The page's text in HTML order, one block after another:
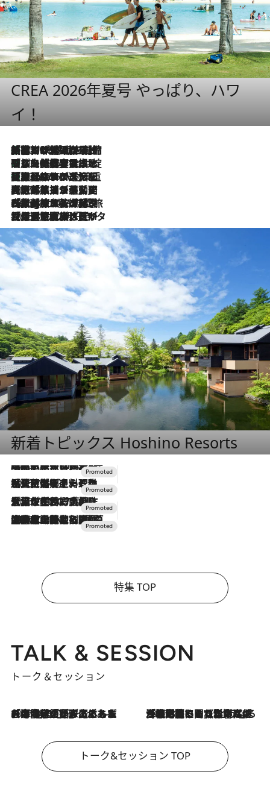
CREA 2026年夏号 やっぱり、ハワ
イ！
2026.8.6
「荷物が増えるほど旅ストレスは増す」美容ジャーナリストがたどり着いた最終結論。“化粧品を劇的に減らす”感動の凝縮美容とは
2026.8.6
「旅先には金髪ウィッグを持参」日本と同じメイクでは損してる!? 美容ジャーナリストが提案する“掟破りの旅美容”とは
2026.8.6
【厳選旅コスメ】「身軽さ＆UV対策重視！」ヘアアーティストshucoが選んだ夏旅ベストコスメを発表【Mサイズジップ】
2026.8.5
【厳選旅コスメ】国内をあちこち移動する河井菜摘が選んだ夏旅ベストコスメ発表！「リラックスアイテムはマスト」【Mサイズジップ】
2026.8.4
【厳選旅コスメ】「紫外線＆乾燥対策しながらメイク感も！」ヘア＆メイクGeorgeが選んだ夏旅ベストコスメを発表！【Mサイズジップ】
2026.8.3
【厳選旅コスメ】「保湿もタイパ重視！」“サウナ好き”タレント清水みさとが愛用する夏旅ベストコスメを発表！【Mサイズジップ】
新着トピックス Hoshino Resorts
2026.7.31
【ホテル帰省】という選択肢をOMOが提案。家族とほどよい距離を保つには「昼は実家、夜は気兼ねなくホテルで！」
2026.7.24
【夏限定ディナーコース】旬を迎える稚鮎や花ズッキーニなどをイタリア・トスカーナの郷土料理の手法で満喫！
2026.7.17
「土佐和ハーブかき氷」がOMO7高知に登場！生姜、山椒、大葉など目にも舌にも涼を呼ぶ郷土の味
2026.7.10
NEW OPEN！【界 草津】名湯の地に誕生。趣の異なる2種の温泉と上州ならではの会席・蕎麦割烹など美食を味わう究極の癒やし旅
特集 TOP
TALK & SESSION
トーク＆セッション
2026.8.3
「今後値上げがあるとすれば…」「リスクがあるのは今年の冬」エネルギー専門家が語る、ホルムズ海峡封鎖が家庭にもたらす“ある心配” 2026.8.3
「住宅建てられない…」「サーチャージ料の高値が続いている」ホルムズ海峡封鎖による影響はいつまで続く？《エネルギー専門家に聞く“どうなる日本の暮らし”》
トーク&セッション TOP